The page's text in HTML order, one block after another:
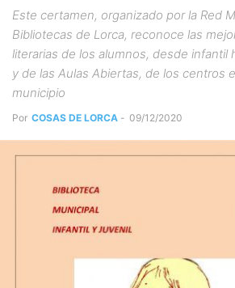
Este certamen, organizado por la Red
Bibliotecas de Lorca, reconoce las
literarias de los alumnos, desde infantil
y de las Aulas Abiertas, de los centros
municipio
Por COSAS DE LORCA - 09/12/2020